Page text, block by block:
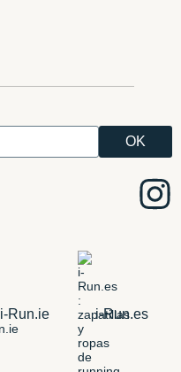
i-Run.ie i-Run.es